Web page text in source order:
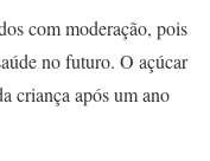
com moderação, pois
no futuro. O açúcar
criança após um ano